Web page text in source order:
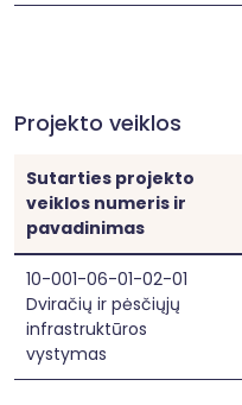
Projekto veiklos
Sutarties projekto
veiklos numeris ir
pavadinimas
10-001-06-01-02-01
Dviračių ir pėsčiųjų
infrastruktūros
vystymas